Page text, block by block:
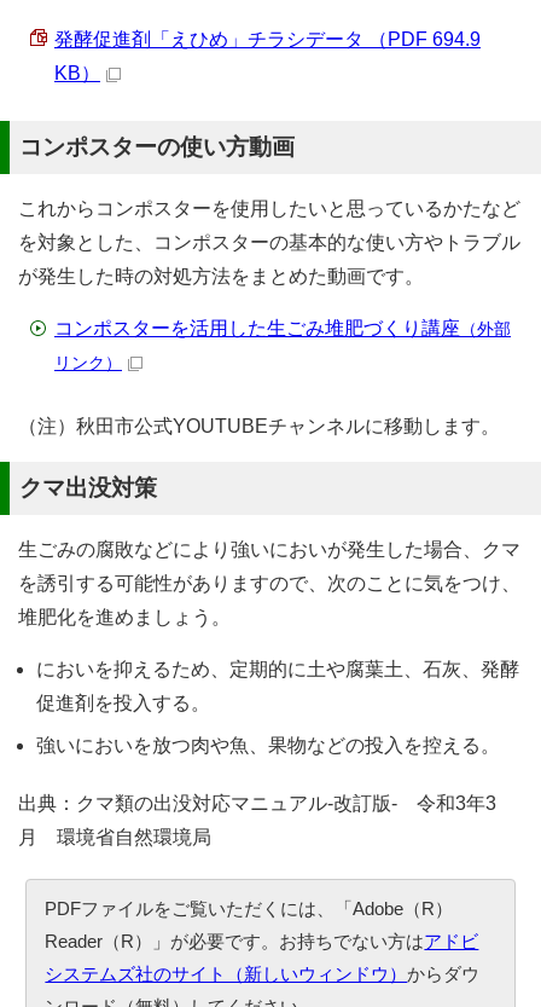
発酵促進剤「えひめ」チラシデータ （PDF 694.9
KB）
コンポスターの使い方動画
これからコンポスターを使用したいと思っているかたなど
を対象とした、コンポスターの基本的な使い方やトラブル
が発生した時の対処方法をまとめた動画です。
コンポスターを活用した生ごみ堆肥づくり講座 （外部
リンク）
（注）秋田市公式YOUTUBEチャンネルに移動します。
クマ出没対策
生ごみの腐敗などにより強いにおいが発生した場合、クマ
を誘引する可能性がありますので、次のことに気をつけ、
堆肥化を進めましょう。
においを抑えるため、定期的に土や腐葉土、石灰、発酵
促進剤を投入する。
強いにおいを放つ肉や魚、果物などの投入を控える。
出典：クマ類の出没対応マニュアル-改訂版- 令和3年3
月 環境省自然環境局
PDFファイルをご覧いただくには、「Adobe（R）
Reader（R）」が必要です。お持ちでない方はアドビ
システムズ社のサイト（新しいウィンドウ）からダウ